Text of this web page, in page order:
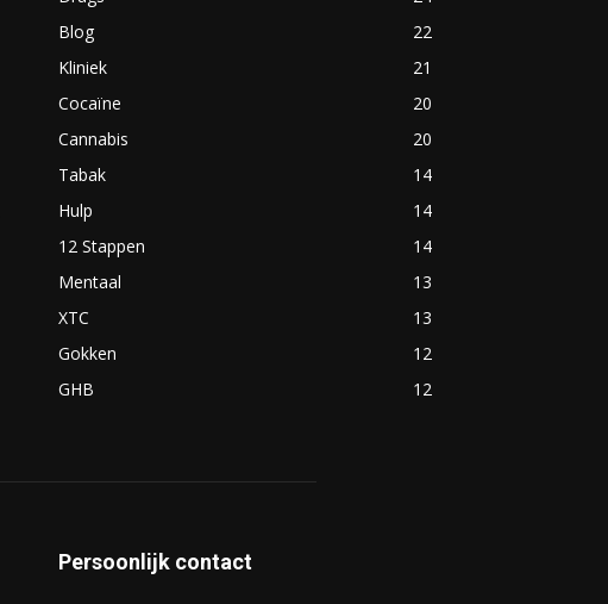
Blog
22
Kliniek
21
Cocaïne
20
Cannabis
20
Tabak
14
Hulp
14
12 Stappen
14
Mentaal
13
XTC
13
Gokken
12
GHB
12
Persoonlijk contact